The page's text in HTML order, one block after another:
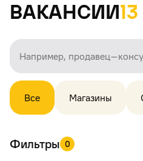
Вакансии13
Все Магазины
Фильтры 0